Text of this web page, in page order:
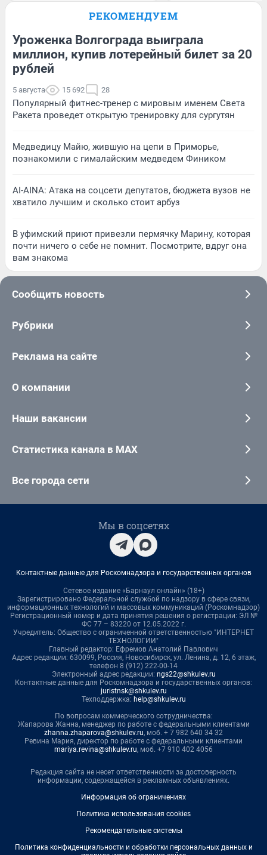
РЕКОМЕНДУЕМ
Уроженка Волгограда выиграла
миллион, купив лотерейный билет за 20
рублей
5 августа 15 692 28
Популярный фитнес-тренер с мировым именем Света
Ракета проведет открытую тренировку для сургутян
Медведицу Майю, жившую на цепи в Приморье,
познакомили с гималайским медведем Фиником
AI-AINA: Атака на соцсети депутатов, бюджета вузов не
хватило лучшим и сколько стоит арбуз
В уфимский приют привезли пермячку Марину, которая
почти ничего о себе не помнит. Посмотрите, вдруг она
вам знакома
Сообщить новость
Рубрики
Реклама на сайте
О компании
Наши вакансии
Статистика канала в MAX
Все города сети
Мы в соцсетях
Контактные данные для Роскомнадзора и государственных органов
Сетевое издание «Барнаул онлайн» (18+)
Зарегистрировано Федеральной службой по надзору в сфере связи,
информационных технологий и массовых коммуникаций (Роскомнадзор)
Регистрационный номер и дата принятия решения о регистрации: ЭЛ №
ФС 77 – 83220 от 12.05.2022 г.
Учредитель: Общество с ограниченной ответственностью "ИНТЕРНЕТ
ТЕХНОЛОГИИ"
Главный редактор: Ефремов Анатолий Павлович
Адрес редакции: 630099, Россия, Новосибирск, ул. Ленина, д. 12, 6 этаж,
телефон 8 (912) 222-00-14
Электронный адрес редакции: ngs22@shkulev.ru
Контактные данные для Роскомнадзора и государственных органов:
juristnsk@shkulev.ru
Техподдержка: help@shkulev.ru
По вопросам коммерческого сотрудничества:
Жапарова Жанна, менеджер по работе с федеральными клиентами
zhanna.zhaparova@shkulev.ru, моб. + 7 982 640 34 32
Ревина Мария, директор по работе с федеральными клиентами
mariya.revina@shkulev.ru, моб. +7 910 402 4056
Редакция сайта не несет ответственности за достоверность
информации, содержащейся в рекламных объявлениях.
Информация об ограничениях
Политика использования cookies
Рекомендательные системы
Политика конфиденциальности и обработки персональных данных и